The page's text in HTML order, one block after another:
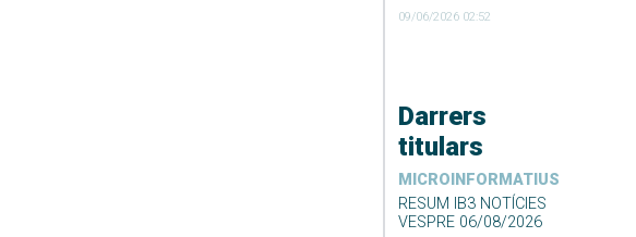
09/06/2026 02:52
Darrers
titulars
MICROINFORMATIUS
RESUM IB3 NOTÍCIES
VESPRE 06/08/2026